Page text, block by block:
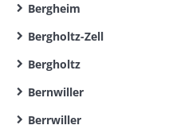
Bergheim
Bergholtz-Zell
Bergholtz
Bernwiller
Berrwiller